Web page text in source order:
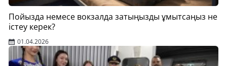
Пойызда немесе вокзалда затыңызды ұмытсаңыз не
істеу керек?
01.04.2026